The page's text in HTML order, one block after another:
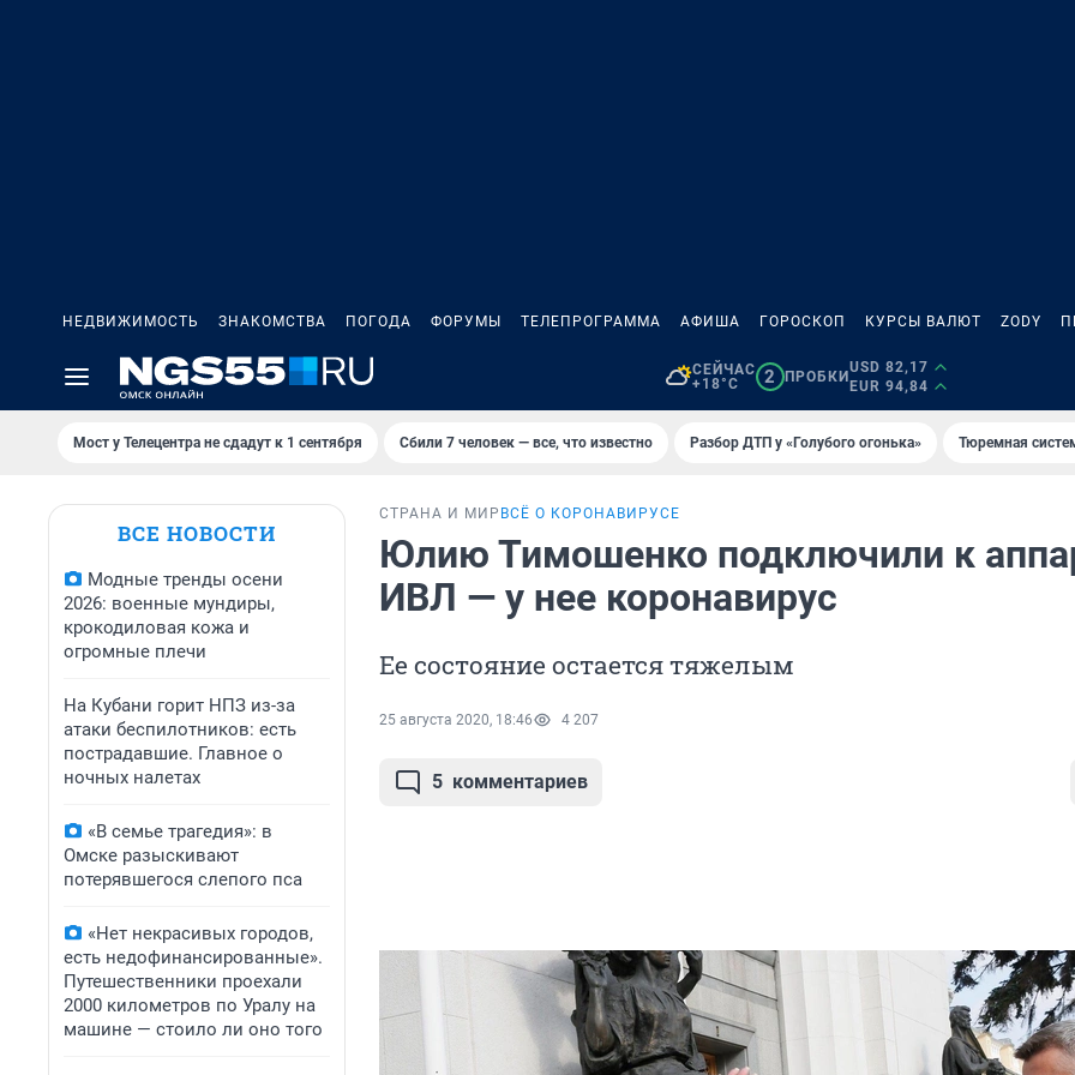
НЕДВИЖИМОСТЬ ЗНАКОМСТВА ПОГОДА ФОРУМЫ ТЕЛЕПРОГРАММА АФИША ГОРОСКОП КУРСЫ ВАЛЮТ ZODY
СЕЙЧАС
+18°C
2 ПРОБКИ
USD 82,17
EUR 94,84
Мост у Телецентра не сдадут к 1 сентября Сбили 7 человек — все, что известно Разбор ДТП у «Голубого огонька» Тюремная
ВСЕ НОВОСТИ
Модные тренды осени
2026: военные мундиры,
крокодиловая кожа и
огромные плечи
На Кубани горит НПЗ из-за
атаки беспилотников: есть
пострадавшие. Главное о
ночных налетах
«В семье трагедия»: в
Омске разыскивают
потерявшегося слепого пса
«Нет некрасивых городов,
есть недофинансированные».
Путешественники проехали
2000 километров по Уралу на
машине — стоило ли оно того
СТРАНА И МИР ВСЁ О КОРОНАВИРУСЕ
Юлию Тимошенко подключили к
ИВЛ — у нее коронавирус
Ее состояние остается тяжелым
25 августа 2020, 18:46 4 207
5 комментариев